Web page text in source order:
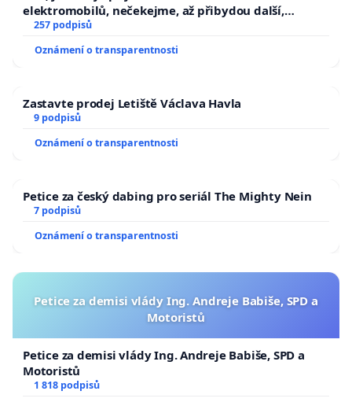
elektromobilů, nečekejme, až přibydou další,
zaveďme slyšitelná auta!
257 podpisů
Oznámení o transparentnosti
Zastavte prodej Letiště Václava Havla
9 podpisů
Oznámení o transparentnosti
Petice za český dabing pro seriál The Mighty Nein
7 podpisů
Oznámení o transparentnosti
Petice za demisi vlády Ing. Andreje Babiše, SPD a
Motoristů
Petice za demisi vlády Ing. Andreje Babiše, SPD a
Motoristů
1 818 podpisů